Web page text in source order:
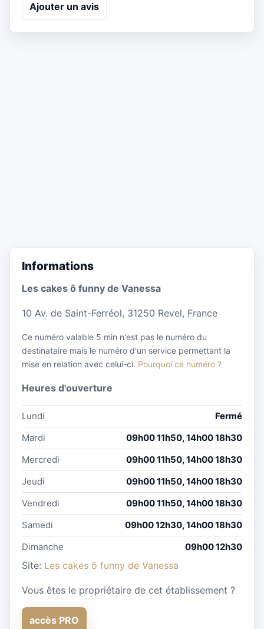
Ajouter un avis
Informations
Les cakes ô funny de Vanessa
10 Av. de Saint-Ferréol, 31250 Revel, France
Ce numéro valable 5 min n'est pas le numéro du
destinataire mais le numéro d'un service permettant la
mise en relation avec celui-ci. Pourquoi ce numéro ?
Heures d'ouverture
Lundi
Fermé
Mardi
09h00 11h50, 14h00 18h30
Mercredi
09h00 11h50, 14h00 18h30
Jeudi
09h00 11h50, 14h00 18h30
Vendredi
09h00 11h50, 14h00 18h30
Samedi
09h00 12h30, 14h00 18h30
Dimanche
09h00 12h30
Site: Les cakes ô funny de Vanessa
Vous êtes le propriétaire de cet établissement ?
accès PRO